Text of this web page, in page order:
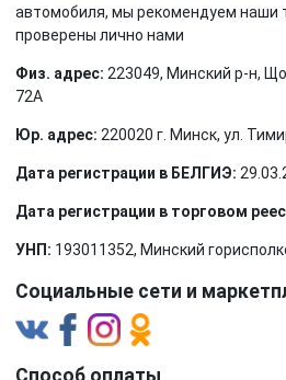
автомобиля, мы рекомендуем наши
проверены лично нами
Физ. адрес: 223049, Минский р-н,
72А
Юр. адрес: 220020 г. Минск, ул.
Дата регистрации в БЕЛГИЭ:
Дата регистрации в торговом
УНП: 193011352, Минский
Социальные сети и